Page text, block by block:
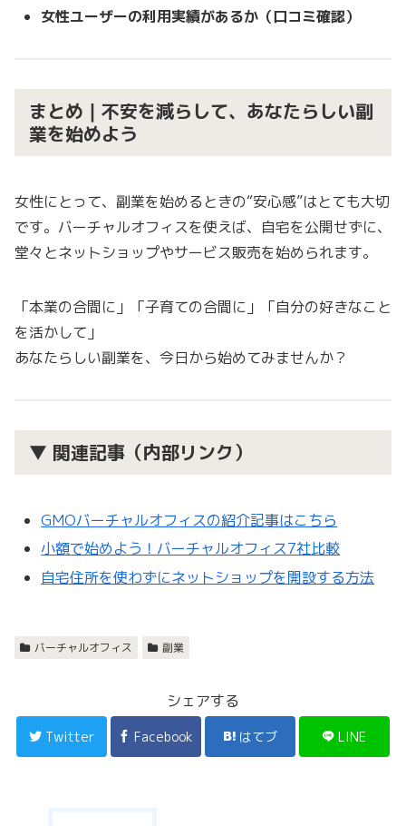
女性ユーザーの利用実績があるか（口コミ確認）
まとめ｜不安を減らして、あなたらしい副
業を始めよう
女性にとって、副業を始めるときの“安心感”はとても大切
です。バーチャルオフィスを使えば、自宅を公開せずに、
堂々とネットショップやサービス販売を始められます。
「本業の合間に」「子育ての合間に」「自分の好きなこと
を活かして」
あなたらしい副業を、今日から始めてみませんか？
▼ 関連記事（内部リンク）
GMOバーチャルオフィスの紹介記事はこちら
小額で始めよう！バーチャルオフィス7社比較
自宅住所を使わずにネットショップを開設する方法
バーチャルオフィス 副業
シェアする
Twitter Facebook はてブ LINE